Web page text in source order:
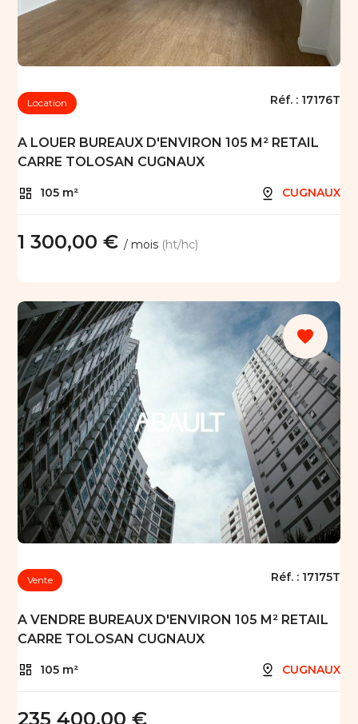
Location Réf. : 17176T
A LOUER BUREAUX D'ENVIRON 105 M² RETAIL
CARRE TOLOSAN CUGNAUX
105 m² CUGNAUX
1 300,00 €/ mois (ht/hc)
favorite
Vente Réf. : 17175T
A VENDRE BUREAUX D'ENVIRON 105 M² RETAIL
CARRE TOLOSAN CUGNAUX
105 m² CUGNAUX
235 400,00 €